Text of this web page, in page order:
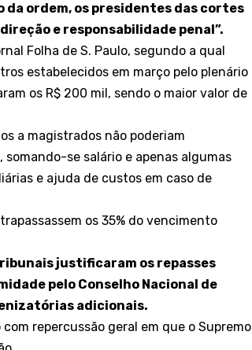
ordem, os presidentes das cortes
e responsabilidade penal”.
Folha de S. Paulo, segundo a qual
estabelecidos em março pelo plenário
os R$ 200 mil, sendo o maior valor de
a magistrados não poderiam
somando-se salário e apenas algumas
e ajuda de custos em caso de
os 35% do vencimento
justificaram os repasses
pelo Conselho Nacional de
adicionais.
repercussão geral em que o Supremo